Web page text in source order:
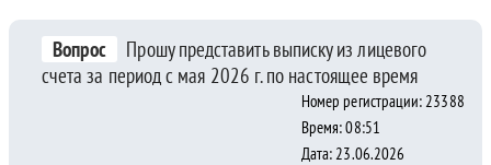
Вопрос
Прошу представить выписку из лицевого
счета за период с мая 2026 г. по настоящее время
Номер регистрации: 23388
Время: 08:51
Дата: 23.06.2026